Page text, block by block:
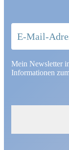
Mein Newsletter
Informationen